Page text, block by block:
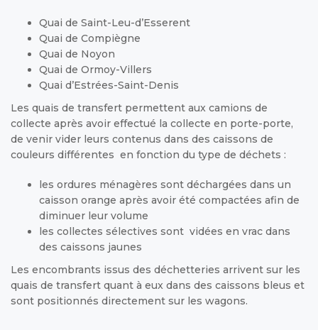
Quai de Saint-Leu-d’Esserent
Quai de Compiègne
Quai de Noyon
Quai de Ormoy-Villers
Quai d’Estrées-Saint-Denis
Les quais de transfert permettent aux camions de
collecte après avoir effectué la collecte en porte-porte,
de venir vider leurs contenus dans des caissons de
couleurs différentes en fonction du type de déchets :
les ordures ménagères sont déchargées dans un
caisson orange après avoir été compactées afin de
diminuer leur volume
les collectes sélectives sont vidées en vrac dans
des caissons jaunes
Les encombrants issus des déchetteries arrivent sur les
quais de transfert quant à eux dans des caissons bleus et
sont positionnés directement sur les wagons.